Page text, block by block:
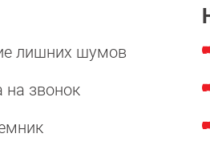
лишних шумов
на звонок